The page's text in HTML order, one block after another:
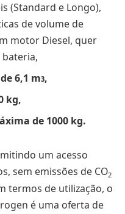
(Standard e Longo),
de volume de
motor Diesel, quer
bateria,
6,1 m3,
kg,
de 1000 kg.
um acesso
sem emissões de CO2
termos de utilização, o
é uma oferta de